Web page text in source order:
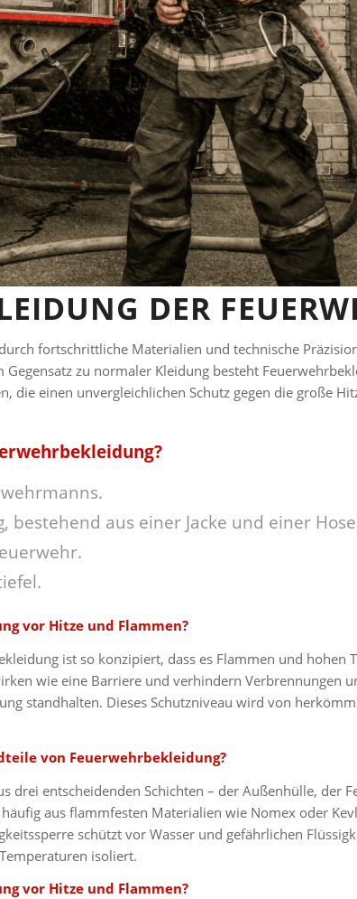
DER
fortschrittliche Materialien und technische
zu normaler Kleidung besteht
die einen unvergleichlichen Schutz gegen die große
bestehend aus einer Jacke und einer
vor Hitze und Flammen?
ist so konzipiert, dass es Flammen und hohen
wie eine Barriere und verhindern Verbrennungen
standhalten. Dieses Schutzniveau wird von
von Feuerwehrbekleidung?
drei entscheidenden Schichten – der Außenhülle, der
aus flammfesten Materialien wie Nomex oder
schützt vor Wasser und gefährlichen
isoliert.
vor Hitze und Flammen?